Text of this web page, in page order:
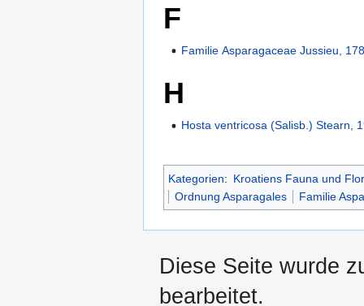
F
Familie Asparagaceae Jussieu,
H
Hosta ventricosa (Salisb.) Stearn,
Kategorien: Kroatiens Fauna und
Ordnung Asparagales
Familie
Diese Seite wurde
bearbeitet.